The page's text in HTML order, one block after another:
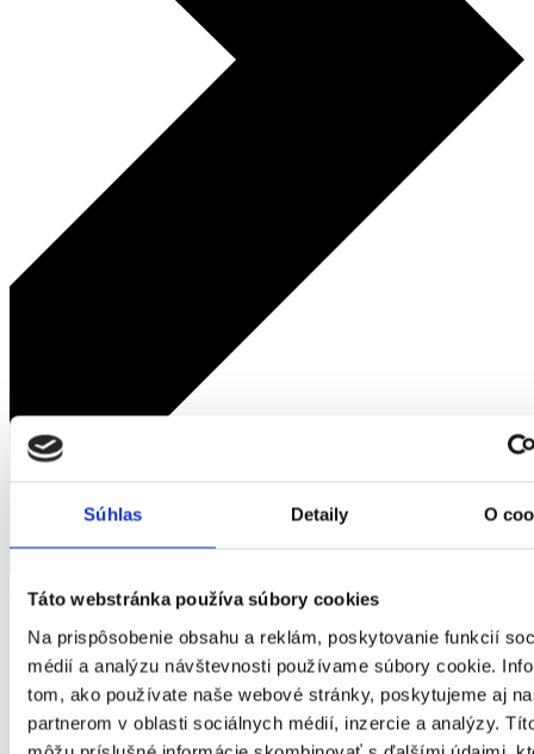
Súhlas Detaily O
Táto webstránka používa súbory cookies
Na prispôsobenie obsahu a reklám, poskytovanie funkcií
médií a analýzu návštevnosti používame súbory cookie.
tom, ako používate naše webové stránky, poskytujeme aj
partnerom v oblasti sociálnych médií, inzercie a analýzy.
späť
Domov
Žena
Obuv
Sandále / šľapky
Dámske topánky RR274A583 602